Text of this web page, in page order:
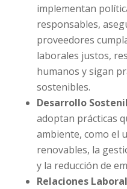
implementan
responsables,
proveedores
laborales justos,
humanos y sigan
sostenibles.
Desarrollo
adoptan prácticas
ambiente, como el
renovables, la
y la reducción de
Relaciones